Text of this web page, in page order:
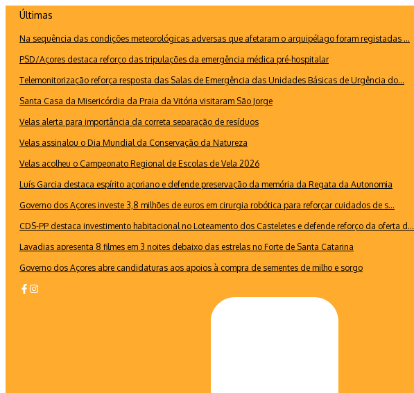
conteúdo
Últimas
Na sequência das condições meteorológicas adversas que afetaram o arquipélago foram registadas ...
PSD/Açores destaca reforço das tripulações da emergência médica pré-hospitalar
Telemonitorização reforça resposta das Salas de Emergência das Unidades Básicas de Urgência do...
Santa Casa da Misericórdia da Praia da Vitória visitaram São Jorge
Velas alerta para importância da correta separação de resíduos
Velas assinalou o Dia Mundial da Conservação da Natureza
Velas acolheu o Campeonato Regional de Escolas de Vela 2026
Luís Garcia destaca espírito açoriano e defende preservação da memória da Regata da Autonomia
Governo dos Açores investe 3,8 milhões de euros em cirurgia robótica para reforçar cuidados de s...
CDS-PP destaca investimento habitacional no Loteamento dos Casteletes e defende reforço da oferta d...
Lavadias apresenta 8 filmes em 3 noites debaixo das estrelas no Forte de Santa Catarina
Governo dos Açores abre candidaturas aos apoios à compra de sementes de milho e sorgo